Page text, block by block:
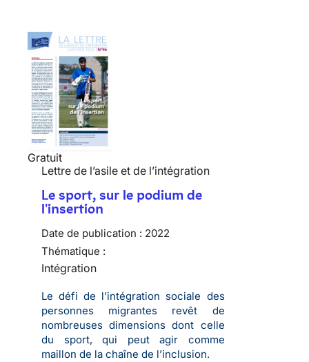
Gratuit
Lettre de l’asile et de l’intégration
Le sport, sur le podium de
l'insertion
Date de publication : 2022
Thématique :
Intégration
Le défi de l’intégration sociale des
personnes migrantes revêt de
nombreuses dimensions dont celle
du sport, qui peut agir comme
maillon de la chaîne de l’inclusion.